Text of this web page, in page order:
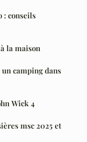
: conseils
la maison
camping dans
Wick 4
msc 2025 et